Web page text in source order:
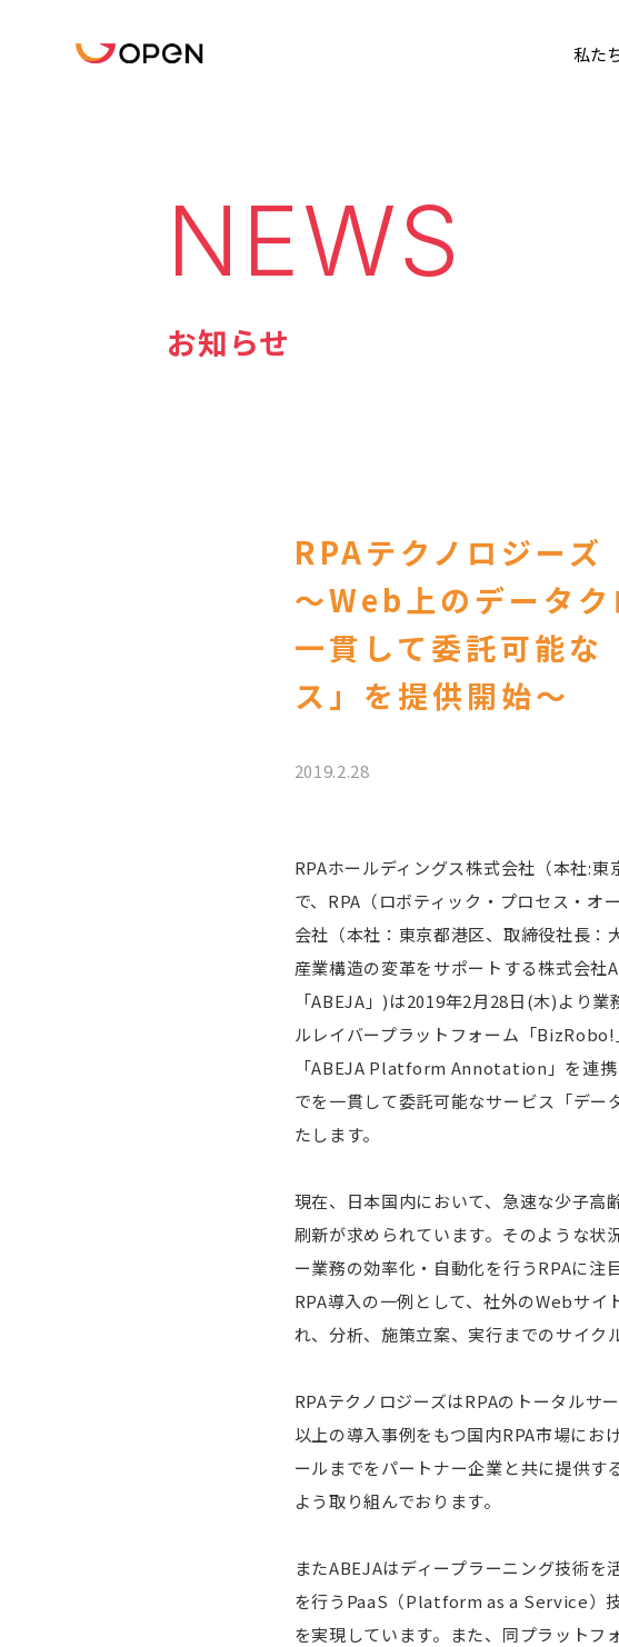
私た
NEWS
お知らせ
RPAテクノロジー
～Web上のデータ
一貫して委託可能な
ス」を提供開始～
2019.2.28
RPAホールディングス株式会社（本社:
で、RPA（ロボティック・プロセス・オ
会社（本社：東京都港区、取締役社長：
産業構造の変革をサポートする株式会社
「ABEJA」)は2019年2月28日(木)より
ルレイバープラットフォーム「
「ABEJA Platform Annotation」を連
でを一貫して委託可能なサービス「デ
たします。
現在、日本国内において、急速な少子高
刷新が求められています。そのような状
ー業務の効率化・自動化を行うRPAに注
RPA導入の一例として、社外のWebサ
れ、分析、施策立案、実行までのサイク
RPAテクノロジーズはRPAのトータル
以上の導入事例をもつ国内RPA市場に
ールまでをパートナー企業と共に提供す
よう取り組んでおります。
またABEJAはディープラーニング技術
を行うPaaS（Platform as a Service）
を実現しています。また、同プラットフ